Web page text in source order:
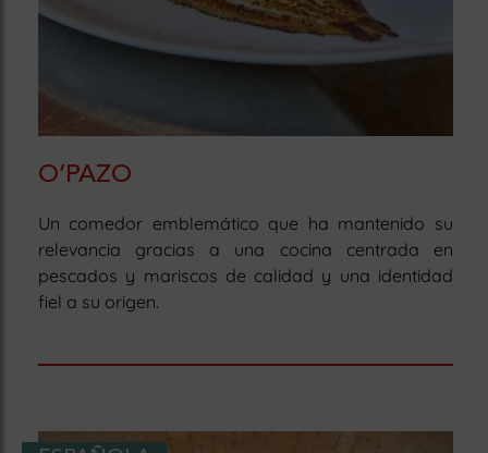
O’PAZO
Un comedor emblemático que ha mantenido su
relevancia gracias a una cocina centrada en
pescados y mariscos de calidad y una identidad
fiel a su origen.